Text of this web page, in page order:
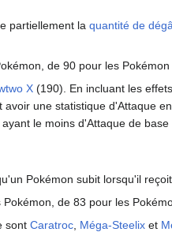
partiellement la quantité de
de 90 pour les Pokémon
X (190). En incluant les
avoir une statistique d'Attaque
ayant le moins d'Attaque de base
Pokémon subit lorsqu'il
de 83 pour les
sont Caratroc Méga-Steelix et